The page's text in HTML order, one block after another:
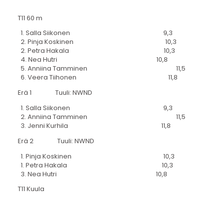
T11 60 m
1. Salla Siikonen 9,3
2. Pinja Koskinen 10,3
2. Petra Hakala 10,3
4. Nea Hutri 10,8
5. Anniina Tamminen 11,5
6. Veera Tiihonen 11,8
Erä 1 Tuuli: NWND
1. Salla Siikonen 9,3
2. Anniina Tamminen 11,5
3. Jenni Kurhila 11,8
Erä 2 Tuuli: NWND
1. Pinja Koskinen 10,3
1. Petra Hakala 10,3
3. Nea Hutri 10,8
T11 Kuula